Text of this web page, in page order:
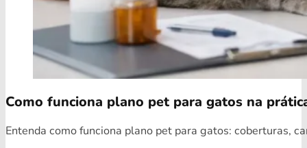
Como funciona plano pet para gatos na
Entenda como funciona plano pet para gatos: coberturas,